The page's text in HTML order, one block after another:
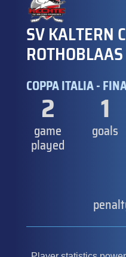
SV KALTERN
ROTHOBLAAS
COPPA ITALIA -
2
game
played
1
goals